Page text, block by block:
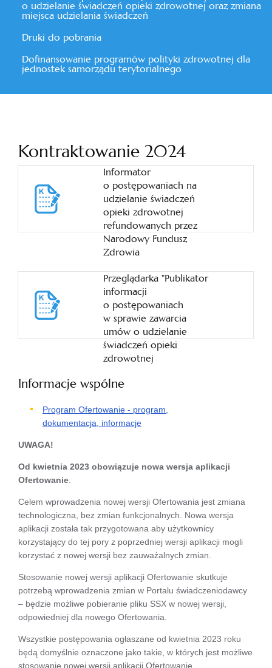
o udzielanie świadczeń opieki zdrowotnej oraz zmiana
miejsca udzielania świadczeń
Druki do pobrania
Dofinansowanie programów polityki zdrowotnej dla
jednostek samorządu terytorialnego
Kontraktowanie 2024
Informator
o postępowaniach na
udzielanie świadczeń
opieki zdrowotnej
refundowanych przez
Narodowy Fundusz
Zdrowia
Przeglądarka "Publikator
informacji
o postępowaniach
w sprawie zawarcia
umów o udzielanie
świadczeń opieki
zdrowotnej
Informacje wspólne
Program Ofertowanie - program,
dokumentacja, informacje
UWAGA!
Od kwietnia 2023 obowiązuje nowa wersja aplikacji
Ofertowanie
Celem wprowadzenia nowej wersji Ofertowania jest zmiana
technologiczna, bez zmian funkcjonalnych. Nowa wersja
aplikacji została tak przygotowana aby użytkownicy
korzystający do tej pory z poprzedniej wersji aplikacji mogli
korzystać z nowej wersji bez zauważalnych zmian.
Stosowanie nowej wersji aplikacji Ofertowanie skutkuje
potrzebą wprowadzenia zmian w Portalu świadczeniodawcy
– będzie możliwe pobieranie pliku SSX w nowej wersji,
odpowiedniej dla nowego Ofertowania.
Wszystkie postępowania ogłaszane od kwietnia 2023 roku
będą domyślnie oznaczone jako takie, w których jest możliwe
stosowanie nowej wersji aplikacji Ofertowanie.